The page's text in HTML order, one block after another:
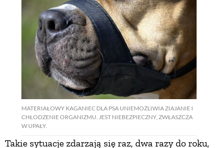
MATERIAŁOWY KAGANIEC DLA PSA UNIEMOŻLIWIA ZIAJANIE I
CHŁODZENIE ORGANIZMU. JEST NIEBEZPIECZNY, ZWŁASZCZA
W UPAŁY.
Takie sytuacje zdarzają się raz, dwa razy do roku,